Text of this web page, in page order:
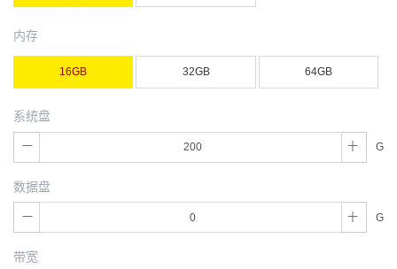
内存
16GB 32GB 64GB
系统盘
G
数据盘
G
带宽